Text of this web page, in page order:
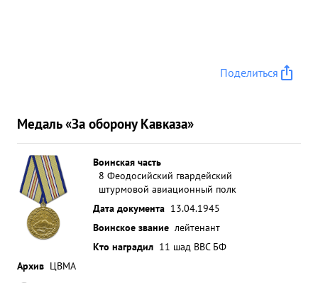
Поделиться
Медаль «За оборону Кавказа»
Воинская часть
8 Феодосийский гвардейский
штурмовой авиационный полк
Дата документа 13.04.1945
Воинское звание лейтенант
Кто наградил 11 шад ВВС БФ
Архив ЦВМА